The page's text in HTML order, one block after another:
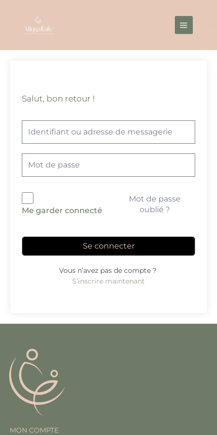
contenu
Menu
Salut, bon retour !
Me garder connecté
Mot de passe
oublié ?
Se connecter
Vous n’avez pas de compte ?
S’inscrire maintenant
MON COMPTE